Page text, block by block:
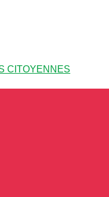
CITOYENNES